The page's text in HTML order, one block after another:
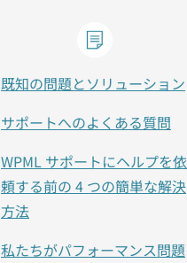
既知の問題とソリューション
サポートへのよくある質問
WPML サポートにヘルプを依
頼する前の 4 つの簡単な解決
方法
私たちがパフォーマンス問題